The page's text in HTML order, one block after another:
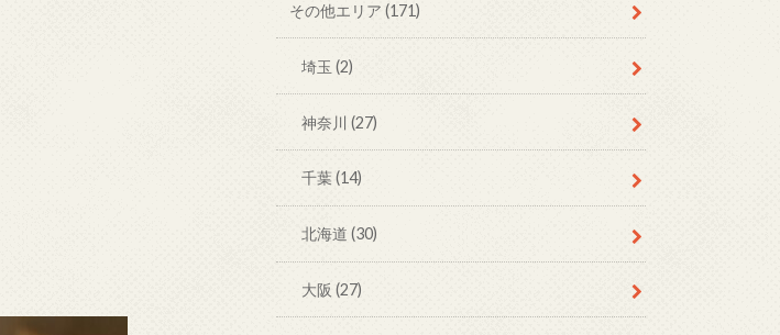
その他エリア (171)
埼玉(2)
神奈川(27)
千葉(14)
北海道(30)
大阪(27)